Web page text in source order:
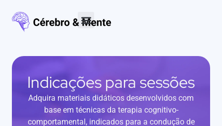
Indicações para sessões
Adquira materiais didáticos desenvolvidos com
base em técnicas da terapia cognitivo-
comportamental, indicados para a condução de